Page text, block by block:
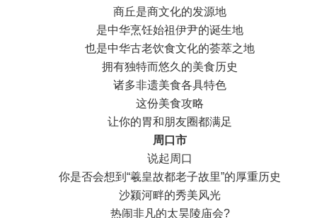
商丘是商文化的发源地
是中华烹饪始祖伊尹的诞生地
也是中华古老饮食文化的荟萃之地
拥有独特而悠久的美食历史
诸多非遗美食各具特色
这份美食攻略
让你的胃和朋友圈都满足
周口市
说起周口
你是否会想到“羲皇故都老子故里”的厚重历史
沙颍河畔的秀美风光
热闹非凡的太昊陵庙会?